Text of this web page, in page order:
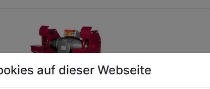
auf dieser Webseite